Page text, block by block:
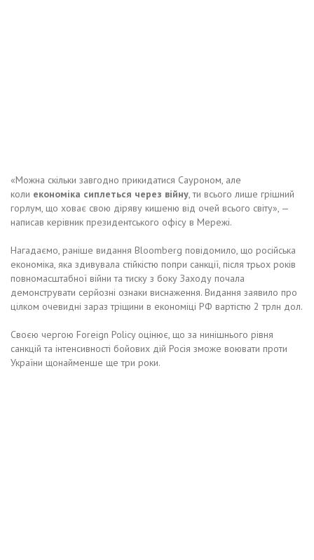
«Можна скільки завгодно прикидатися Сауроном, але
коли економіка сиплеться через війну, ти всього лише грішний
горлум, що ховає свою діряву кишеню від очей всього світу», —
написав керівник президентського офісу в Мережі.
Нагадаємо, раніше видання Bloomberg повідомило, що російська
економіка, яка здивувала стійкістю попри санкції, після трьох років
повномасштабної війни та тиску з боку Заходу почала
демонструвати серйозні ознаки виснаження. Видання заявило про
цілком очевидні зараз тріщини в економіці РФ вартістю 2 трлн дол.
Своєю чергою Foreign Policy оцінює, що за нинішнього рівня
санкцій та інтенсивності бойових дій Росія зможе воювати проти
України щонайменше ще три роки.